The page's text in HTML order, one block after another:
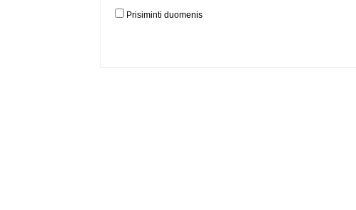
Prisiminti duomenis